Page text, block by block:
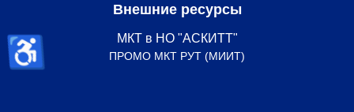
Внешние ресурсы
МКТ в НО "АСКИТТ"
ПРОМО МКТ РУТ (МИИТ)